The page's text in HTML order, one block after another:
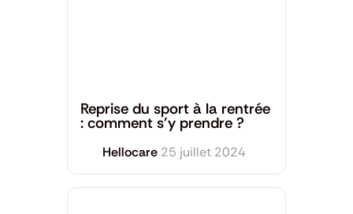
Reprise du sport à la rentrée
: comment s’y prendre ?
Hellocare 25 juillet 2024